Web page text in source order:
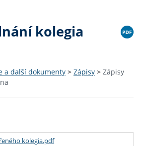
kolegia
a další dokumenty > Zápisy > Zápisy
kolegia.pdf